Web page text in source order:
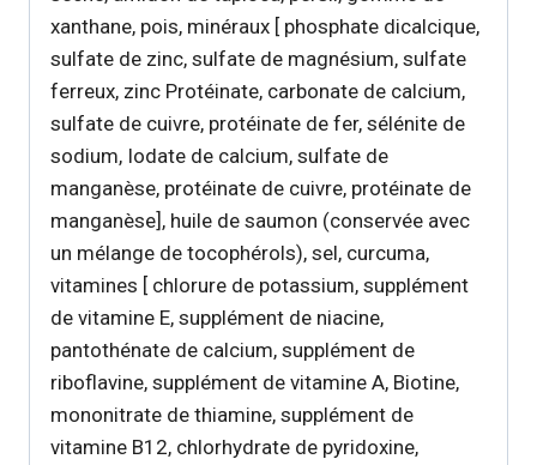
xanthane, pois, minéraux [ phosphate dicalcique,
sulfate de zinc, sulfate de magnésium, sulfate
ferreux, zinc Protéinate, carbonate de calcium,
sulfate de cuivre, protéinate de fer, sélénite de
sodium, Iodate de calcium, sulfate de
manganèse, protéinate de cuivre, protéinate de
manganèse], huile de saumon (conservée avec
un mélange de tocophérols), sel, curcuma,
vitamines [ chlorure de potassium, supplément
de vitamine E, supplément de niacine,
pantothénate de calcium, supplément de
riboflavine, supplément de vitamine A, Biotine,
mononitrate de thiamine, supplément de
vitamine B12, chlorhydrate de pyridoxine,